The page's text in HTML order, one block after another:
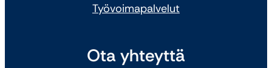
Työvoimapalvelut
Ota yhteyttä